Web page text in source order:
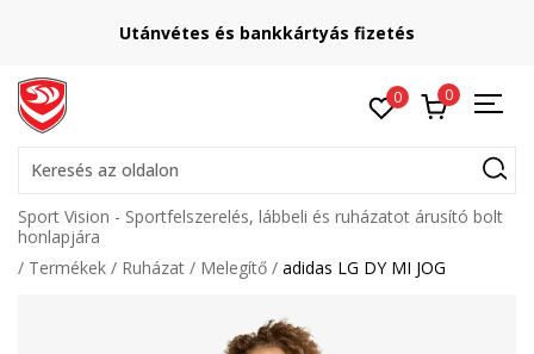
Utánvétes és bankkártyás fizetés
0 0
Keresés az oldalon
Sport Vision - Sportfelszerelés, lábbeli és ruházatot árusító bolt
honlapjára
Termékek
Ruházat Melegítő adidas LG DY MI JOG